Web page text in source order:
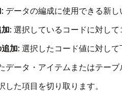
: データの編成に使用できる新し
: 選択しているコードに対して
加: 選択したコード値に対して
データ・アイテムまたはテーブ
した項目を切り取ります。